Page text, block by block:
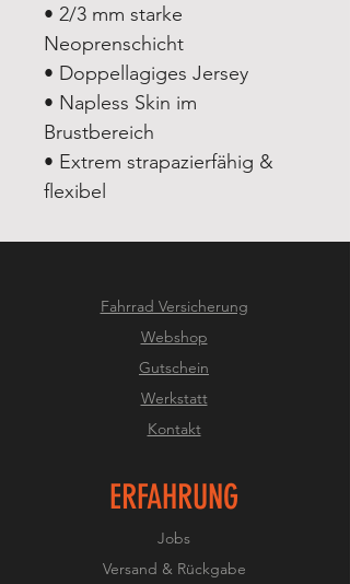
• 2/3 mm starke
Neoprenschicht
• Doppellagiges Jersey
• Napless Skin im
Brustbereich
• Extrem strapazierfähig &
flexibel
Fahrrad Versicherung
Webshop
Gutschein
Werkstatt
Kontakt
ERFAHRUNG
Jobs
Versand & Rückgabe